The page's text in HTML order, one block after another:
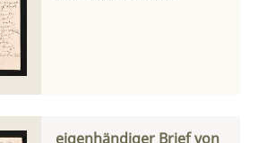
eigenhändiger Brief von